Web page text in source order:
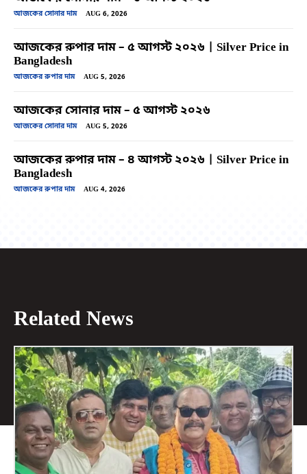
আজকের সোনার দাম AUG 6, 2026
আজকের রুপার দাম – ৫ আগস্ট ২০২৬ | Silver Price in
Bangladesh
আজকের রুপার দাম AUG 5, 2026
আজকের সোনার দাম – ৫ আগস্ট ২০২৬
আজকের সোনার দাম AUG 5, 2026
আজকের রুপার দাম – ৪ আগস্ট ২০২৬ | Silver Price in
Bangladesh
আজকের রুপার দাম AUG 4, 2026
Related News